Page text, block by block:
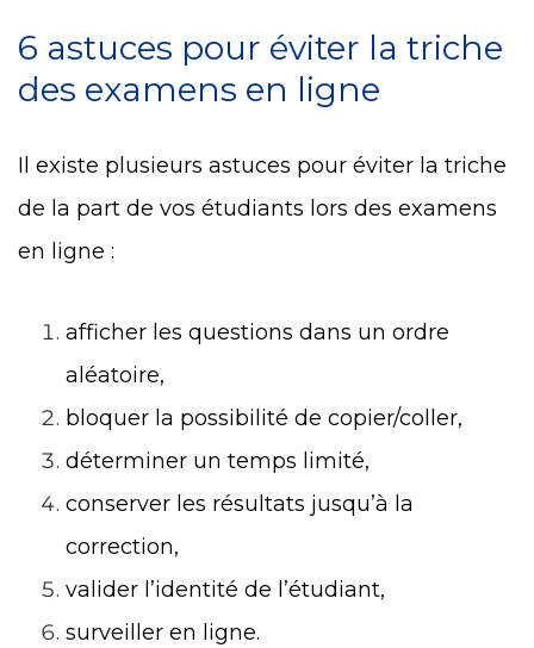
6 astuces pour éviter la triche
des examens en ligne
Il existe plusieurs astuces pour éviter la triche
de la part de vos étudiants lors des examens
en ligne :
afficher les questions dans un ordre
aléatoire,
bloquer la possibilité de copier/coller,
déterminer un temps limité,
conserver les résultats jusqu’à la
correction,
valider l’identité de l’étudiant,
surveiller en ligne.